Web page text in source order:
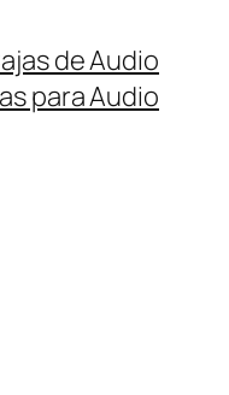
de Audio
para Audio